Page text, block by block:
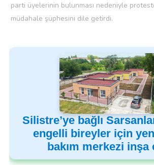
parti üyelerinin bulunması nedeniyle
müdahale şüphesini dile getirdi.
Silistre’ye bağlı
engelli bireyler için
bakım merkezi inşa